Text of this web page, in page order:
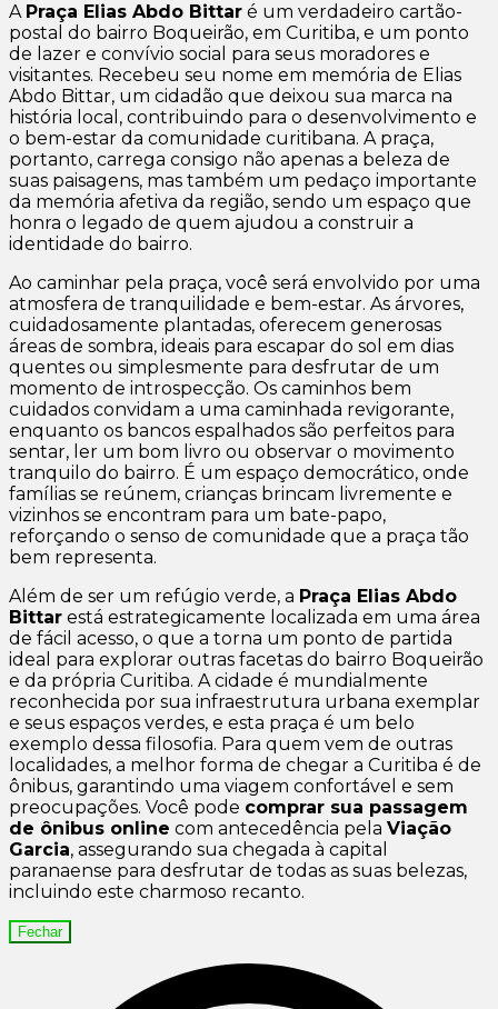
A Praça Elias Abdo Bittar é um verdadeiro cartão-
postal do bairro Boqueirão, em Curitiba, e um ponto
de lazer e convívio social para seus moradores e
visitantes. Recebeu seu nome em memória de Elias
Abdo Bittar, um cidadão que deixou sua marca na
história local, contribuindo para o desenvolvimento e
o bem-estar da comunidade curitibana. A praça,
portanto, carrega consigo não apenas a beleza de
suas paisagens, mas também um pedaço importante
da memória afetiva da região, sendo um espaço que
honra o legado de quem ajudou a construir a
identidade do bairro.
Ao caminhar pela praça, você será envolvido por uma
atmosfera de tranquilidade e bem-estar. As árvores,
cuidadosamente plantadas, oferecem generosas
áreas de sombra, ideais para escapar do sol em dias
quentes ou simplesmente para desfrutar de um
momento de introspecção. Os caminhos bem
cuidados convidam a uma caminhada revigorante,
enquanto os bancos espalhados são perfeitos para
sentar, ler um bom livro ou observar o movimento
tranquilo do bairro. É um espaço democrático, onde
famílias se reúnem, crianças brincam livremente e
vizinhos se encontram para um bate-papo,
reforçando o senso de comunidade que a praça tão
bem representa.
Além de ser um refúgio verde, a Praça Elias Abdo
Bittar está estrategicamente localizada em uma área
de fácil acesso, o que a torna um ponto de partida
ideal para explorar outras facetas do bairro Boqueirão
e da própria Curitiba. A cidade é mundialmente
reconhecida por sua infraestrutura urbana exemplar
e seus espaços verdes, e esta praça é um belo
exemplo dessa filosofia. Para quem vem de outras
localidades, a melhor forma de chegar a Curitiba é de
ônibus, garantindo uma viagem confortável e sem
preocupações. Você pode comprar sua passagem
de ônibus online com antecedência pela Viação
Garcia, assegurando sua chegada à capital
paranaense para desfrutar de todas as suas belezas,
incluindo este charmoso recanto.
Fechar